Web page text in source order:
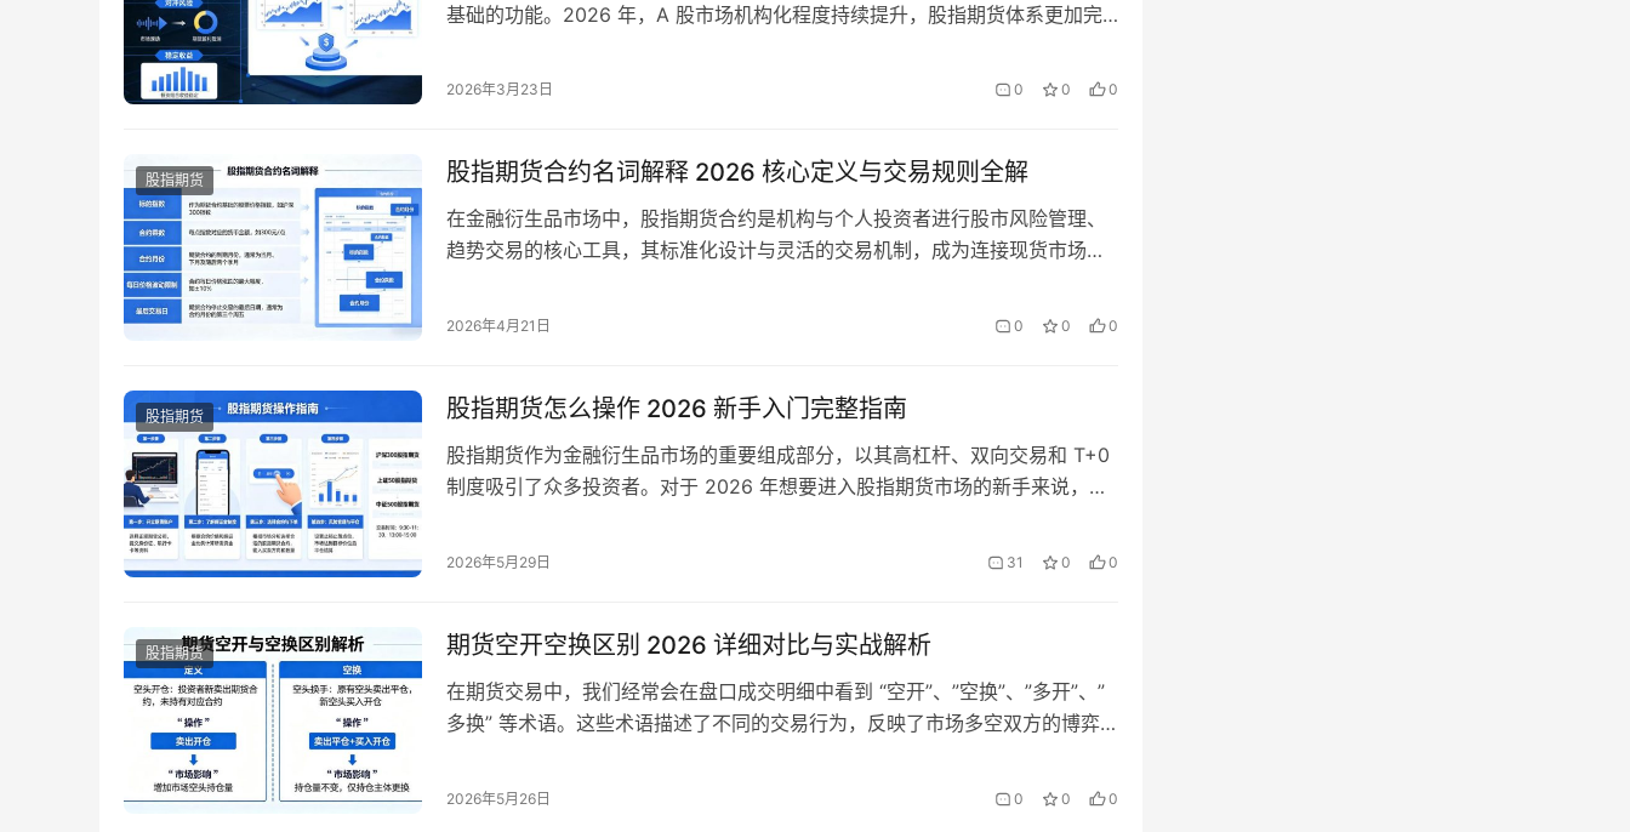
基础的功能。2026 年，A 股市场机构化程度持续提升，股指期货体系更加完
资者与机构关心：股指期货套期保值的作用到底是什么？本文从原理、核心作
2026年3月23日 0 0 0
股指期货 股指期货合约名词解释 2026 核心定义与交易规则全解
在金融衍生品市场中，股指期货合约是机构与个人投资者进行股市风险管理、
趋势交易的核心工具，其标准化设计与灵活的交易机制，成为连接现货市场与
系更加规范，清晰理解其名词定义与核心条款，是参与交易的基础前提，本文
2026年4月21日 0 0 0
股指期货 股指期货怎么操作 2026 新手入门完整指南
股指期货作为金融衍生品市场的重要组成部分，以其高杠杆、双向交易和 T+0
制度吸引了众多投资者。对于 2026 年想要进入股指期货市场的新手来说，掌
控制四个方面，为您提供一份全面的入门指南。 一、股指期货基础知识与交易
2026年5月29日 31 0 0
股指期货 期货空开空换区别 2026 详细对比与实战解析
在期货交易中，我们经常会在盘口成交明细中看到 “空开”、”空换”、”多开”、”
多换” 等术语。这些术语描述了不同的交易行为，反映了市场多空双方的博弈
的区别，是读懂盘口语言、把握市场动态的基础。本文…
2026年5月26日 0 0 0